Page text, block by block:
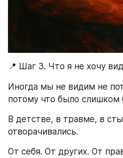
📍 Шаг 3. Что я не хочу
Иногда мы не видим не
потому что было слишком
В детстве, в травме, в
отворачивались.
От себя. От других. От